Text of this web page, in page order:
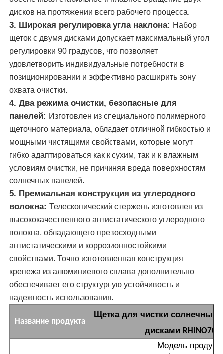
машина обратного осмоза
Робот панели солнечных батарей очищая
Энергоаккумулирующий звуковой барьер
дисков на протяжении всего рабочего процесса.
3. Широкая регулировка угла наклона: Набор
щеток с двумя дисками допускает максимальный угол
регулировки 90 градусов, что позволяет
удовлетворить индивидуальные потребности в
позиционировании и эффективно расширить зону
охвата очистки.
4. Два режима очистки, безопасные для
панелей: Изготовлен из специального полимерного
щеточного материала, обладает отличной гибкостью и
мощными чистящими свойствами, которые могут
гибко адаптироваться как к сухим, так и к влажным
условиям очистки, не причиняя вреда поверхностям
солнечных панелей.
5. Премиальная конструкция из углеродного
волокна:Телескопический стержень изготовлен из
высококачественного антистатического углеродного
волокна, обладающего превосходными
антистатическими и коррозионностойкими
свойствами. Точно изготовленная конструкция
крепежа из алюминиевого сплава дополнительно
обеспечивает его структурную устойчивость и
надежность использования.
Название продукта
Щетка для чистки солнечных
дисками
Модель